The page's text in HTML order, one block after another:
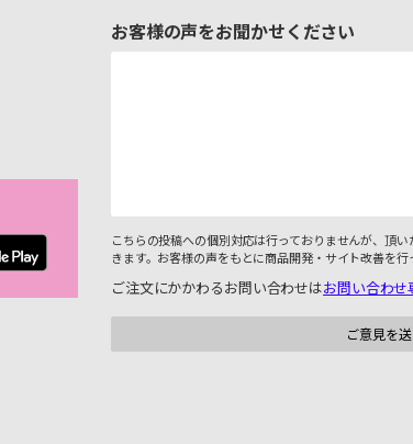
お客様の声をお聞かせください
こちらの投稿への個別対応は行っておりませんが、頂
きます。お客様の声をもとに商品開発・サイト改善を行
ご注文にかかわるお問い合わせはお問い合わせ